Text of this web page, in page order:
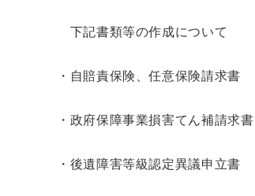
下記書類等の作成について
・自賠責保険、任意保険請求書
・政府保障事業損害てん補請求書
・後遺障害等級認定異議申立書